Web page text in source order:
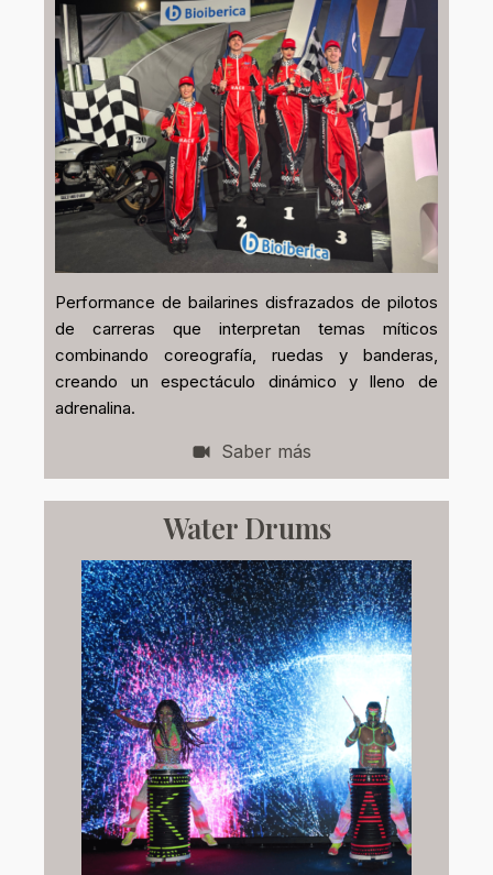
Performance de bailarines disfrazados de pilotos
de carreras que interpretan temas míticos
combinando coreografía, ruedas y banderas,
creando un espectáculo dinámico y lleno de
adrenalina.
Saber más
Water Drums